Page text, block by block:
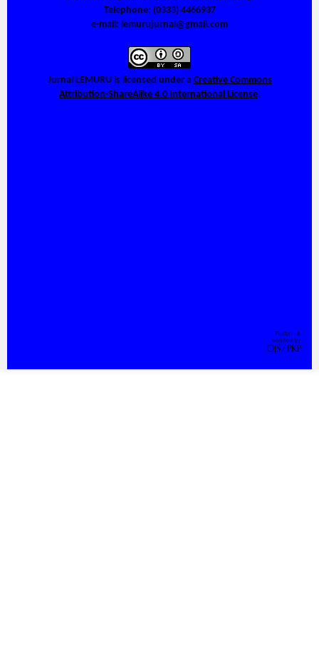
Telephone: (0333) 4466937
e-mail: lemurujurnal@gmail.com
Jurnal LEMURU is licensed under a Creative Commons
Attribution-ShareAlike 4.0 International License.